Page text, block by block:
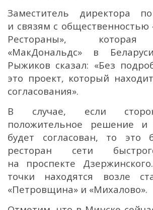
Заместитель директора
и связям с общественностью
Рестораны», которая
«МакДональдс» в
Рыжиков сказал: «Без
это проект, который
согласования».
В случае, если
положительное решение и
будет согласован, то это
ресторан сети
на проспекте
точки находятся возле
«Петровщина» и «Михалово».